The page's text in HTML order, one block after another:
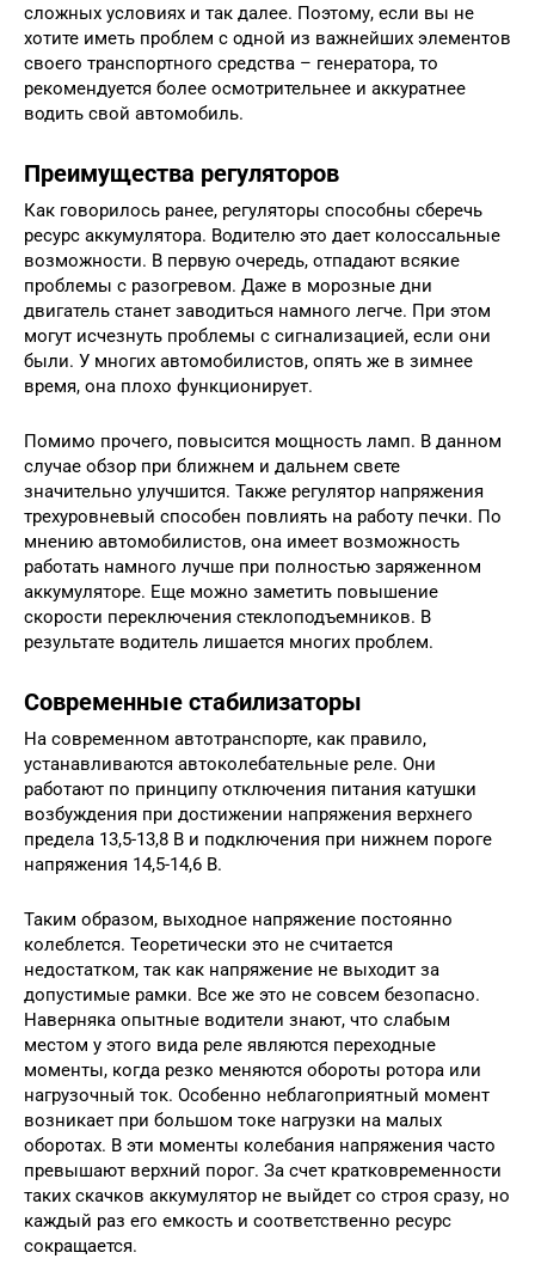
сложных условиях и так далее. Поэтому, если вы не
хотите иметь проблем с одной из важнейших элементов
своего транспортного средства – генератора, то
рекомендуется более осмотрительнее и аккуратнее
водить свой автомобиль.
Преимущества регуляторов
Как говорилось ранее, регуляторы способны сберечь
ресурс аккумулятора. Водителю это дает колоссальные
возможности. В первую очередь, отпадают всякие
проблемы с разогревом. Даже в морозные дни
двигатель станет заводиться намного легче. При этом
могут исчезнуть проблемы с сигнализацией, если они
были. У многих автомобилистов, опять же в зимнее
время, она плохо функционирует.
Помимо прочего, повысится мощность ламп. В данном
случае обзор при ближнем и дальнем свете
значительно улучшится. Также регулятор напряжения
трехуровневый способен повлиять на работу печки. По
мнению автомобилистов, она имеет возможность
работать намного лучше при полностью заряженном
аккумуляторе. Еще можно заметить повышение
скорости переключения стеклоподъемников. В
результате водитель лишается многих проблем.
Современные стабилизаторы
На современном автотранспорте, как правило,
устанавливаются автоколебательные реле. Они
работают по принципу отключения питания катушки
возбуждения при достижении напряжения верхнего
предела 13,5-13,8 В и подключения при нижнем пороге
напряжения 14,5-14,6 В.
Таким образом, выходное напряжение постоянно
колеблется. Теоретически это не считается
недостатком, так как напряжение не выходит за
допустимые рамки. Все же это не совсем безопасно.
Наверняка опытные водители знают, что слабым
местом у этого вида реле являются переходные
моменты, когда резко меняются обороты ротора или
нагрузочный ток. Особенно неблагоприятный момент
возникает при большом токе нагрузки на малых
оборотах. В эти моменты колебания напряжения часто
превышают верхний порог. За счет кратковременности
таких скачков аккумулятор не выйдет со строя сразу, но
каждый раз его емкость и соответственно ресурс
сокращается.